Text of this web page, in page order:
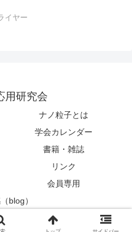
イヤー
用研究会
ナノ粒子とは
学会カレンダー
書籍・雑誌
リンク
会員専用
blog）
応用研究会.